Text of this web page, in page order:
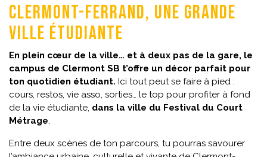
Clermont-Ferrand, une grande
ville étudiante
En plein cœur de la ville… et à deux pas de la gare, le
campus de Clermont SB t’offre un décor parfait pour
ton quotidien étudiant. Ici tout peut se faire à pied :
cours, restos, vie asso, sorties… le top pour profiter à fond
de la vie étudiante, dans la ville du Festival du Court
Métrage.
Entre deux scènes de ton parcours, tu pourras savourer